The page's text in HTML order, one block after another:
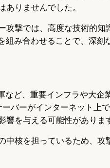
りませんでした。
撃では、高度な技術的知
組み合わせることで、深刻
ど、重要インフラや大企
バーがインターネット上
を与える可能性がありま
中核を担っているため、攻